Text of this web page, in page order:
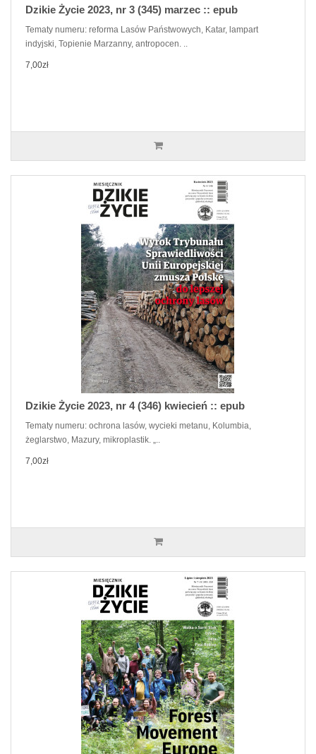
Dzikie Życie 2023, nr 3 (345) marzec :: epub
Tematy numeru: reforma Lasów Państwowych, Katar, lampart
indyjski, Topienie Marzanny, antropocen. ..
7,00zł
Dzikie Życie 2023, nr 4 (346) kwiecień :: epub
Tematy numeru: ochrona lasów, wycieki metanu, Kolumbia,
żeglarstwo, Mazury, mikroplastik. „..
7,00zł